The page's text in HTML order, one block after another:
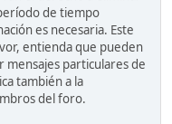
de tiempo
es necesaria. Este
entienda que pueden
mensajes particulares de
también a la
del foro.